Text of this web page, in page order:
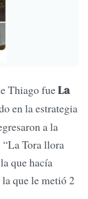
Thiago fueLa
en la estrategia
a la
“La Tora llora
que hacía
la que le metió 2